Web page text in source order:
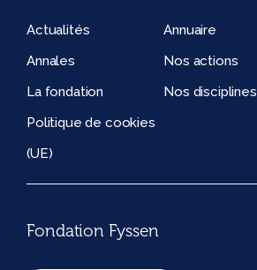
Actualités
Annuaire
Annales
Nos actions
La fondation
Nos disciplines
Politique de cookies
(UE)
Fondation Fyssen